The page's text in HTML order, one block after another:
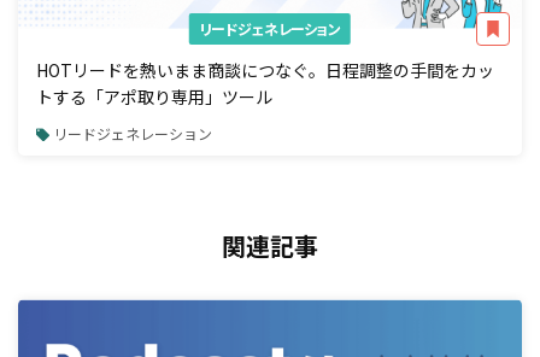
リードジェネレーション
HOTリードを熱いまま商談につなぐ。日程調整の手間をカッ
トする「アポ取り専用」ツール
リードジェネレーション
関連記事